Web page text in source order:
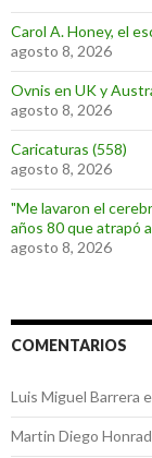
Carol A. Honey, el
agosto 8, 2026
Ovnis en UK y
agosto 8, 2026
Caricaturas (558)
agosto 8, 2026
"Me lavaron el
años 80 que atrapó
agosto 8, 2026
COMENTARIOS
Luis Miguel Barrera
Martin Diego